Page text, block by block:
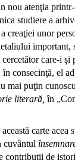
nou atenţia
studiere a
creaţiei unor
important,
care-i şi
consecinţă, el
mai puţin
literară, în
carte acea
cuvântul
contribuţii de